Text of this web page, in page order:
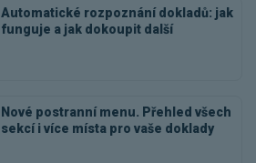
Automatické rozpoznání dokladů: jak
funguje a jak dokoupit další
Nové postranní menu. Přehled všech
sekcí i více místa pro vaše doklady